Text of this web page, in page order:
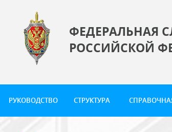
ФЕДЕРАЛЬНАЯ
РОССИЙСКОЙ
РУКОВОДСТВО СТРУКТУРА